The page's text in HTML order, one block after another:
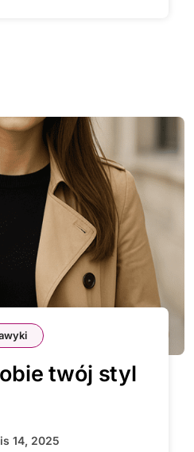
twój styl
14, 2025